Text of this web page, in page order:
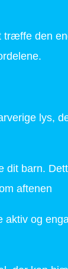
den
lys,
dit barn.
aftenen
og